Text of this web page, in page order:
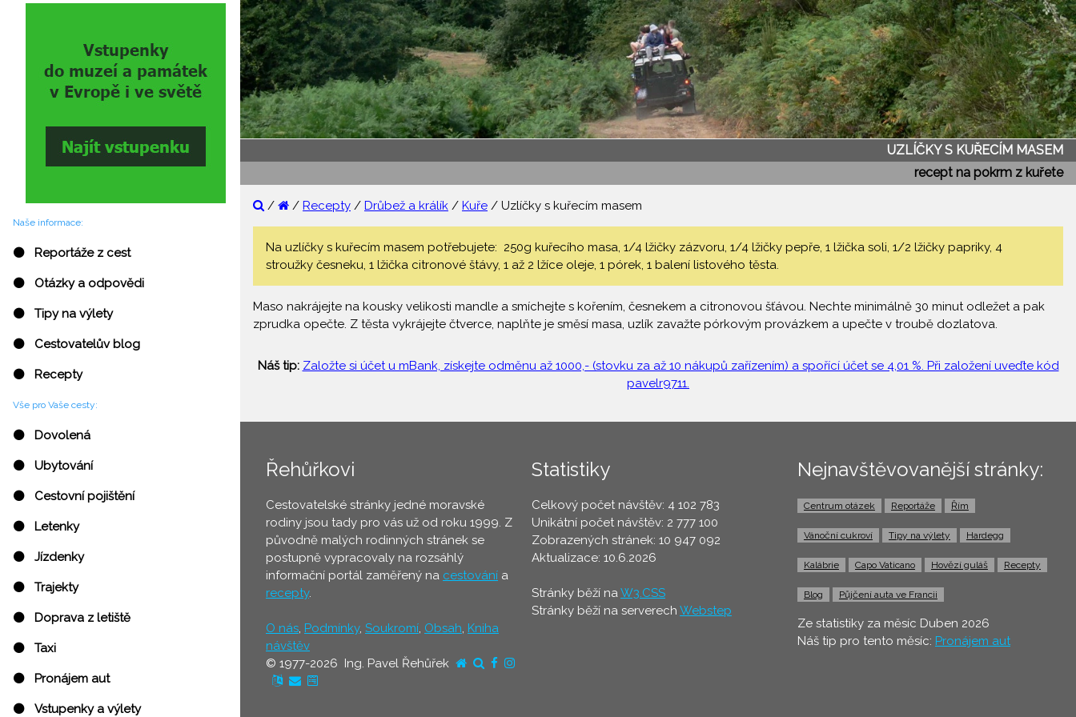
Naše informace:
⚫ Reportáže z cest
⚫ Otázky a odpovědi
⚫ Tipy na výlety
⚫ Cestovatelův blog
⚫ Recepty
Vše pro Vaše cesty:
⚫ Dovolená
⚫ Ubytování
⚫ Cestovní pojištění
⚫ Letenky
⚫ Jízdenky
⚫ Trajekty
⚫ Doprava z letiště
⚫ Taxi
⚫ Pronájem aut
⚫ Vstupenky a výlety
UZLÍČKY S KUŘECÍM MASEM
recept na pokrm z kuřete
/ / Recepty / Drůbež a králík / Kuře / Uzlíčky s kuřecím masem
Na uzlíčky s kuřecím masem potřebujete: 250g kuřecího masa, 1/4 lžičky zázvoru, 1/4 lžičky pepře, 1 lžička soli, 1/2 lžičky papriky, 4
stroužky česneku, 1 lžička citronové štávy, 1 až 2 lžíce oleje, 1 pórek, 1 balení listového těsta.
Maso nakrájejte na kousky velikosti mandle a smíchejte s kořením, česnekem a citronovou šťávou. Nechte minimálně 30 minut odležet a pak
zprudka opečte. Z těsta vykrájejte čtverce, naplňte je směsí masa, uzlík zavažte pórkovým provázkem a upečte v troubě dozlatova.
Náš tip: Založte si účet u mBank, získejte odměnu až 1000,- (stovku za až 10 nákupů zařízením) a spořící účet se 4,01 %. Při založení uveďte kód
pavelr9711.
Řehůřkovi
Cestovatelské stránky jedné moravské
rodiny jsou tady pro vás už od roku 1999. Z
původně malých rodinných stránek se
postupně vypracovaly na rozsáhlý
informační portál zaměřený na cestování a
recepty.
O nás, Podmínky, Soukromí, Obsah, Kniha
návštěv
© 1977-2026 Ing. Pavel Řehůřek
Statistiky
Celkový počet návštěv: 4 102 783
Unikátní počet návštěv: 2 777 100
Zobrazených stránek: 10 947 092
Aktualizace: 10.6.2026
Stránky běží naW3.CSS
Stránky běží na serverech Webstep
Nejnavštěvovanější stránky:
Centrum otázek Reportáže Řím
Vánoční cukroví Tipy na výlety Hardegg
Kalábrie Capo Vaticano Hovězí guláš Recepty
Blog Půjčení auta ve Francii
Ze statistiky za měsíc Duben 2026
Náš tip pro tento měsíc: Pronájem aut